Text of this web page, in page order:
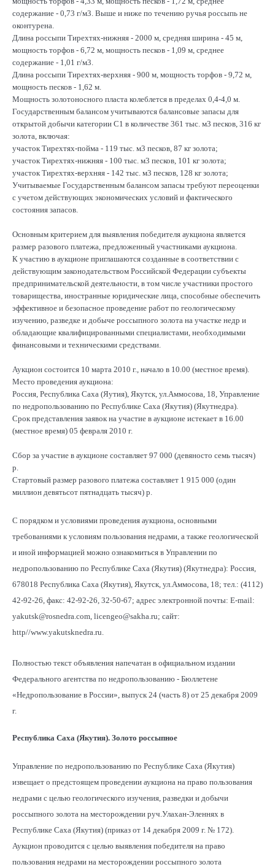
содержание - 0,73 г/м3. Выше и ниже по течению ручья россыпь не
оконтурена.
Длина россыпи Тирехтях-нижняя - 2000 м, средняя ширина - 45 м,
мощность торфов - 6,72 м, мощность песков - 1,09 м, среднее
содержание - 1,01 г/м3.
Длина россыпи Тирехтях-верхняя - 900 м, мощность торфов - 9,72 м,
мощность песков - 1,62 м.
Мощность золотоносного пласта колеблется в пределах 0,4-4,0 м.
Государственным балансом учитываются балансовые запасы для
открытой добычи категории С1 в количестве 361 тыс. м3 песков, 316 кг
золота, включая:
участок Тирехтях-пойма - 119 тыс. м3 песков, 87 кг золота;
участок Тирехтях-нижняя - 100 тыс. м3 песков, 101 кг золота;
участок Тирехтях-верхняя - 142 тыс. м3 песков, 128 кг золота;
Учитываемые Государственным балансом запасы требуют переоценки
с учетом действующих экономических условий и фактического
состояния запасов.
Основным критерием для выявления победителя аукциона является
размер разового платежа, предложенный участниками аукциона.
К участию в аукционе приглашаются созданные в соответствии с
действующим законодательством Российской Федерации субъекты
предпринимательской деятельности, в том числе участники простого
товарищества, иностранные юридические лица, способные обеспечить
эффективное и безопасное проведение работ по геологическому
изучению, разведке и добыче россыпного золота на участке недр и
обладающие квалифицированными специалистами, необходимыми
финансовыми и техническими средствами.
Аукцион состоится 10 марта 2010 г., начало в 10.00 (местное время).
Место проведения аукциона:
Россия, Республика Саха (Яутия), Якутск, ул.Аммосова, 18, Управление
по недропользованию по Республике Саха (Якутия) (Якутнедра).
Срок представления заявок на участие в аукционе истекает в 16.00
(местное время) 05 февраля 2010 г.
Сбор за участие в аукционе составляет 97 000 (девяносто семь тысяч)
р.
Стартовый размер разового платежа составляет 1 915 000 (один
миллион девятьсот пятнадцать тысяч) р.
С порядком и условиями проведения аукциона, основными
требованиями к условиям пользования недрами, а также геологической
и иной информацией можно ознакомиться в Управлении по
недропользованию по Республике Саха (Якутия) (Якутнедра): Россия,
678018 Республика Саха (Якутия), Якутск, ул.Аммосова, 18; тел.: (4112)
42-92-26, факс: 42-92-26, 32-50-67; адрес электронной почты: Е-mail:
yakutsk@rosnedra.com, licengeo@sakha.ru; сайт:
http//www.yakutsknedra.ru.
Полностью текст объявления напечатан в официальном издании
Федерального агентства по недропользованию - Бюллетене
«Недропользование в России», выпуск 24 (часть 8) от 25 декабря 2009
г.
Республика Саха (Якутия). Золото россыпное
Управление по недропользованию по Республике Саха (Якутия)
извещает о предстоящем проведении аукциона на право пользования
недрами с целью геологического изучения, разведки и добычи
россыпного золота на месторождении руч.Улахан-Эленнях в
Республике Саха (Якутия) (приказ от 14 декабря 2009 г. № 172).
Аукцион проводится с целью выявления победителя на право
пользования недрами на месторождении россыпного золота